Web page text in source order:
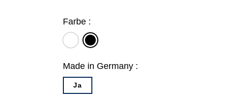
Farbe :
transparent
schwarz
Made in Germany :
Ja